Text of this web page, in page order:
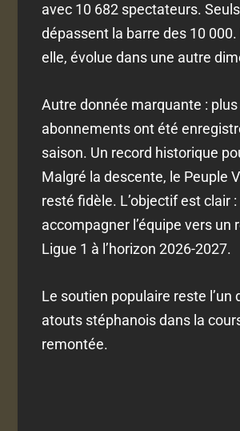
avec 10 682 spectateurs.
dépassent la barre des 10 000.
elle, évolue dans une autre
Autre donnée marquante : plus
abonnements ont été
saison. Un record historique
Malgré la descente, le Peuple
resté fidèle. L’objectif est clair :
accompagner l’équipe vers un
Ligue 1 à l’horizon 2026-2027.
Le soutien populaire reste l’un
atouts stéphanois dans la
remontée.